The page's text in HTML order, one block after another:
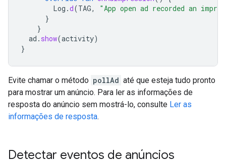
Log .d(TAG,
"App open ad recorded an
}
}
ad . show(activity)
}
Evite chamar o método pollAd até que esteja tudo pronto
para mostrar um anúncio. Para ler as informações de
resposta do anúncio sem mostrá-lo, consulte Ler as
informações de resposta.
Detectar eventos de anúncios